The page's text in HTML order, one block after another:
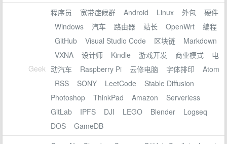
Geek
程序员 宽带症候群 Android Linux 外包
硬件
Windows
汽车 路由器 站长 OpenWrt
编程
GitHub
Visual Studio Code 区块链
Markdown
VXNA
设计师 Kindle 游戏开发 商业模式
电
动汽车
Raspberry Pi 云修电脑 字体排印
Atom
RSS
SONY LeetCode
Stable Diffusion
Photoshop
ThinkPad Amazon
Serverless
GitLab
IPFS DJI LEGO Blender
Logseq
DOS
GameDB